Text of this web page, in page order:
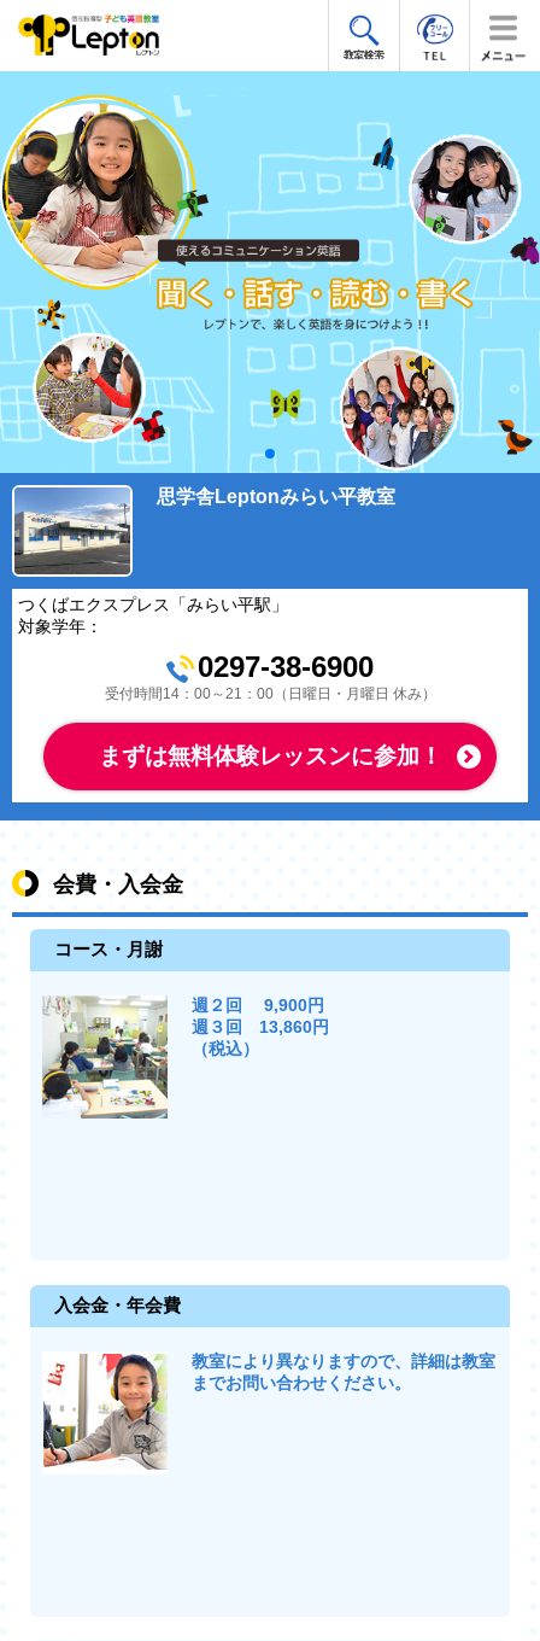
思学舎Leptonみらい平教室
つくばエクスプレス「みらい平駅」
対象学年：
0297-38-6900
受付時間14：00～21：00（日曜日・月曜日 休み）
まずは無料体験レッスンに参加！
会費・入会金
コース・月謝
週２回 9,900円
週３回 13,860円
（税込）
入会金・年会費
教室により異なりますので、詳細は教室
までお問い合わせください。